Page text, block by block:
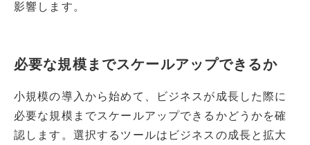
影響します。
必要な規模までスケールアップできるか
小規模の導入から始めて、ビジネスが成長した際に
必要な規模までスケールアップできるかどうかを確
認します。選択するツールはビジネスの成長と拡大